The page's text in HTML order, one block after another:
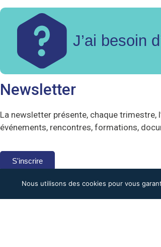
J’ai besoin
Newsletter
La newsletter présente, chaque trimestre,
événements, rencontres, formations,
S'inscrire
Nous utilisons des cookies pour vous